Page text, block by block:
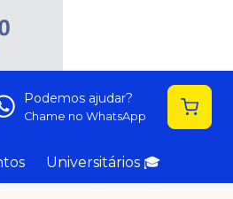
Podemos ajudar?
Chame no WhatsApp
Universitários 🎓